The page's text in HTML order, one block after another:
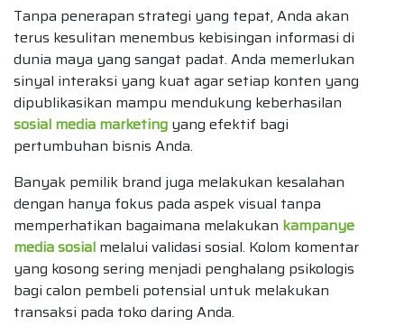
Tanpa penerapan strategi yang tepat, Anda akan
terus kesulitan menembus kebisingan informasi di
dunia maya yang sangat padat. Anda memerlukan
sinyal interaksi yang kuat agar setiap konten yang
dipublikasikan mampu mendukung keberhasilan
sosial media marketing yang efektif bagi
pertumbuhan bisnis Anda.
Banyak pemilik brand juga melakukan kesalahan
dengan hanya fokus pada aspek visual tanpa
memperhatikan bagaimana melakukan kampanye
media sosial melalui validasi sosial. Kolom komentar
yang kosong sering menjadi penghalang psikologis
bagi calon pembeli potensial untuk melakukan
transaksi pada toko daring Anda.